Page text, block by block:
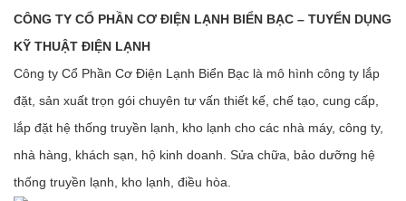
CÔNG TY CỔ PHẦN CƠ ĐIỆN LẠNH BIỂN BẠC – TUYỂN DỤNG
KỸ THUẬT ĐIỆN LẠNH
Công ty Cổ Phần Cơ Điện Lạnh Biển Bạc là mô hình công ty lắp
đặt, sản xuất trọn gói chuyên tư vấn thiết kế, chế tạo, cung cấp,
lắp đặt hệ thống truyền lạnh, kho lạnh cho các nhà máy, công ty,
nhà hàng, khách sạn, hộ kinh doanh. Sửa chữa, bảo dưỡng hệ
thống truyền lạnh, kho lạnh, điều hòa.